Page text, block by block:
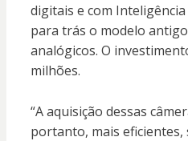
digitais e com
para trás o modelo
analógicos. O
milhões.
“A aquisição dessas
portanto, mais eficientes,